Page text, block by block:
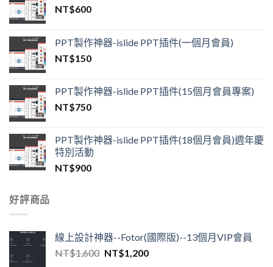
NT$600
PPT製作神器-islide PPT插件(一個月會員)
NT$150
PPT製作神器-islide PPT插件(15個月會員專案)
NT$750
PPT製作神器-islide PPT插件(18個月會員)週年慶
特別活動
NT$900
好評商品
線上設計神器--Fotor(國際版)--13個月VIP會員
NT$1,600 NT$1,200